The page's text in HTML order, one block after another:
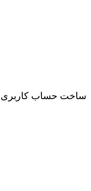
ساخت حساب کاربری